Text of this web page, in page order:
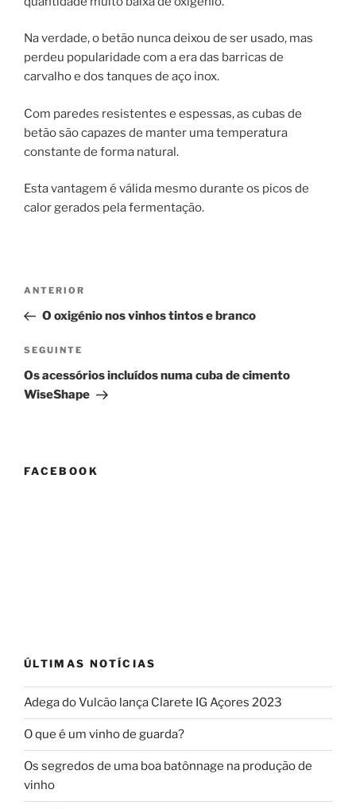
Na verdade, o betão nunca deixou de ser usado, mas
perdeu popularidade com a era das barricas de
carvalho e dos tanques de aço inox.
Com paredes resistentes e espessas, as cubas de
betão são capazes de manter uma temperatura
constante de forma natural.
Esta vantagem é válida mesmo durante os picos de
calor gerados pela fermentação.
Navegação
artigos
Conteúdo
anterior
ANTERIOR
O oxigénio nos vinhos tintos e branco
Conteúdo
seguinte
SEGUINTE
Os acessórios incluídos numa cuba de cimento
WiseShape
FACEBOOK
ÚLTIMAS NOTÍCIAS
Adega do Vulcão lança Clarete IG Açores 2023
O que é um vinho de guarda?
Os segredos de uma boa batônnage na produção de
vinho